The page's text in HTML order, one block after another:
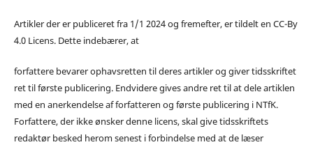
Artikler der er publiceret fra 1/1 2024 og fremefter, er tildelt en CC-By
4.0 Licens. Dette indebærer, at
forfattere bevarer ophavsretten til deres artikler og giver tidsskriftet
ret til første publicering. Endvidere gives andre ret til at dele artiklen
med en anerkendelse af forfatteren og første publicering i NTfK.
Forfattere, der ikke ønsker denne licens, skal give tidsskriftets
redaktør besked herom senest i forbindelse med at de læser